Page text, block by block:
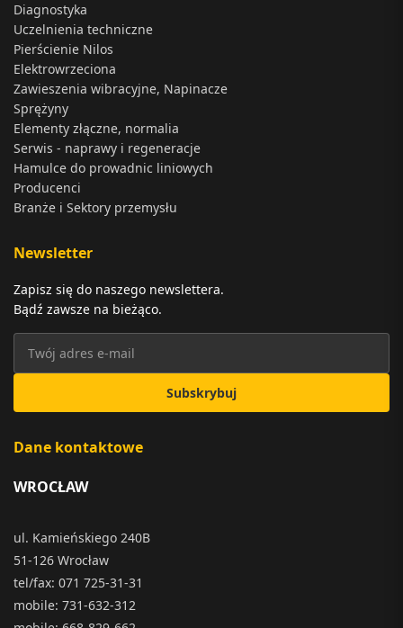
Diagnostyka
Uczelnienia techniczne
Pierścienie Nilos
Elektrowrzeciona
Zawieszenia wibracyjne, Napinacze
Sprężyny
Elementy złączne, normalia
Serwis - naprawy i regeneracje
Hamulce do prowadnic liniowych
Producenci
Branże i Sektory przemysłu
Newsletter
Zapisz się do naszego newslettera.
Bądź zawsze na bieżąco.
Subskrybuj
Dane kontaktowe
WROCŁAW
ul. Kamieńskiego 240B
51-126 Wrocław
tel/fax: 071 725-31-31
mobile: 731-632-312